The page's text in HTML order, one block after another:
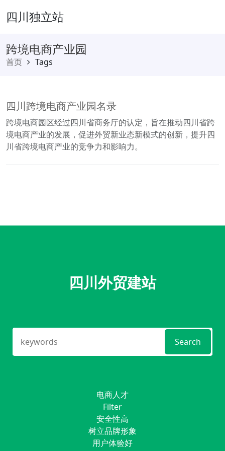
四川独立站
跨境电商产业园
首页 Tags
四川跨境电商产业园名录
跨境电商园区经过四川省商务厅的认定，旨在推动四川省跨
境电商产业的发展，促进外贸新业态新模式的创新，提升四
川省跨境电商产业的竞争力和影响力。
四川外贸建站
Search
电商人才
Filter
安全性高
树立品牌形象
用户体验好